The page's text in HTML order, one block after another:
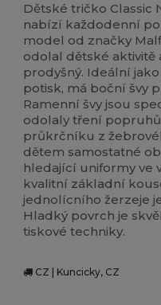
Dětské tričko Classic
nabízí každodenní
model od značky
odolal dětské aktivitě
prodyšný. Ideální
potisk, má boční švy
Ramenní švy jsou
odolaly tření
průkrčníku z
dětem samostatné
hledající uniformy ve
kvalitní základní
jednolícního žerzeje
Hladký povrch je
tiskové techniky.
CZ | Kuncicky, CZ